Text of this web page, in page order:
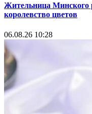
Жительница Минского
королевство цветов
06.08.26 10:28